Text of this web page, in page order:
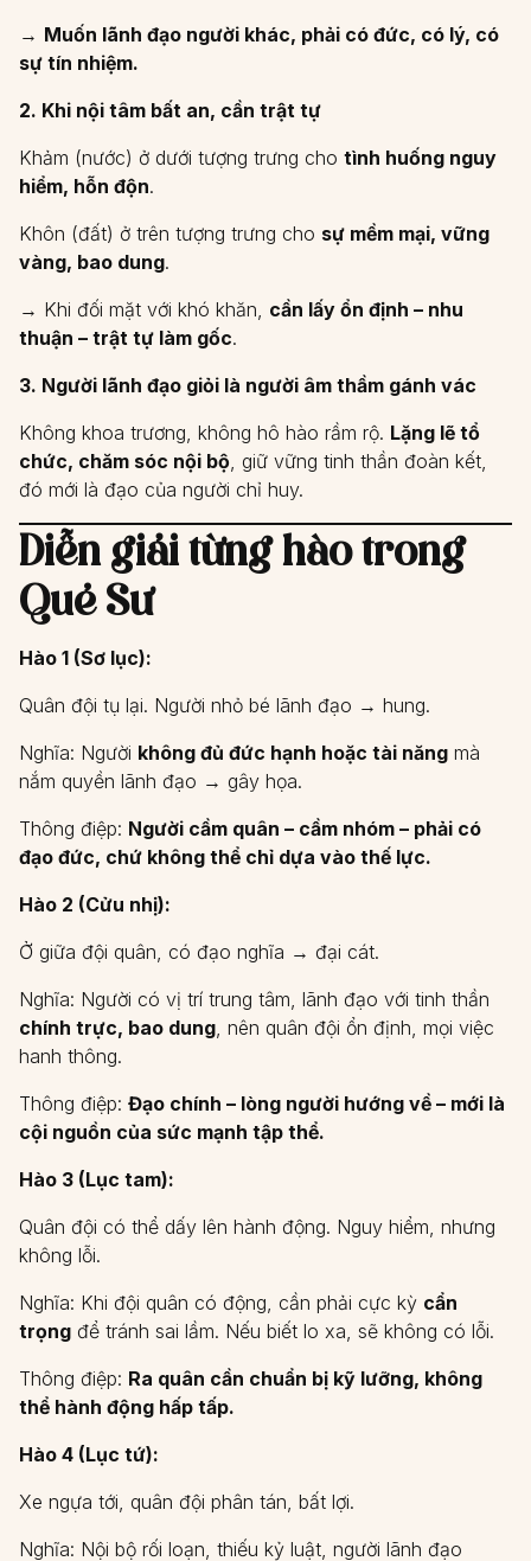
→ Muốn lãnh đạo người khác, phải có đức, có lý, có
sự tín nhiệm.
2. Khi nội tâm bất an, cần trật tự
Khảm (nước) ở dưới tượng trưng cho tình huống nguy
hiểm, hỗn độn.
Khôn (đất) ở trên tượng trưng cho sự mềm mại, vững
vàng, bao dung.
→ Khi đối mặt với khó khăn, cần lấy ổn định – nhu
thuận – trật tự làm gốc.
3. Người lãnh đạo giỏi là người âm thầm gánh vác
Không khoa trương, không hô hào rầm rộ. Lặng lẽ tổ
chức, chăm sóc nội bộ, giữ vững tinh thần đoàn kết,
đó mới là đạo của người chỉ huy.
Diễn giải từng hào trong
Quẻ Sư
Hào 1 (Sơ lục):
Quân đội tụ lại. Người nhỏ bé lãnh đạo → hung.
Nghĩa: Người không đủ đức hạnh hoặc tài năng mà
nắm quyền lãnh đạo → gây họa.
Thông điệp: Người cầm quân – cầm nhóm – phải có
đạo đức, chứ không thể chỉ dựa vào thế lực.
Hào 2 (Cửu nhị):
Ở giữa đội quân, có đạo nghĩa → đại cát.
Nghĩa: Người có vị trí trung tâm, lãnh đạo với tinh thần
chính trực, bao dung, nên quân đội ổn định, mọi việc
hanh thông.
Thông điệp: Đạo chính – lòng người hướng về – mới là
cội nguồn của sức mạnh tập thể.
Hào 3 (Lục tam):
Quân đội có thể dấy lên hành động. Nguy hiểm, nhưng
không lỗi.
Nghĩa: Khi đội quân có động, cần phải cực kỳ cẩn
trọng để tránh sai lầm. Nếu biết lo xa, sẽ không có lỗi.
Thông điệp: Ra quân cần chuẩn bị kỹ lưỡng, không
thể hành động hấp tấp.
Hào 4 (Lục tứ):
Xe ngựa tới, quân đội phân tán, bất lợi.
Nghĩa: Nội bộ rối loạn, thiếu kỷ luật, người lãnh đạo